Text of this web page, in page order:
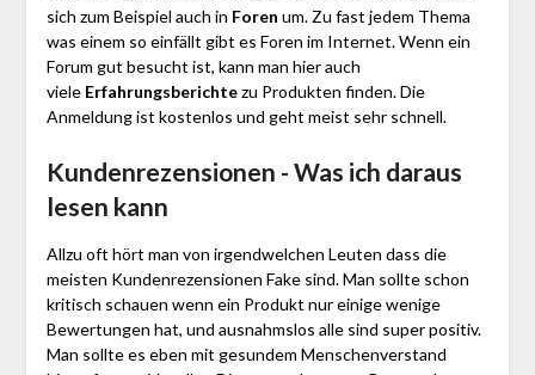
sich zum Beispiel auch in Foren um. Zu fast jedem Thema
was einem so einfällt gibt es Foren im Internet. Wenn ein
Forum gut besucht ist, kann man hier auch
viele Erfahrungsberichtezu Produkten finden. Die
Anmeldung ist kostenlos und geht meist sehr schnell.
Kundenrezensionen - Was ich daraus
lesen kann
Allzu oft hört man von irgendwelchen Leuten dass die
meisten Kundenrezensionen Fake sind. Man sollte schon
kritisch schauen wenn ein Produkt nur einige wenige
Bewertungen hat, und ausnahmslos alle sind super positiv.
Man sollte es eben mit gesundem Menschenverstand